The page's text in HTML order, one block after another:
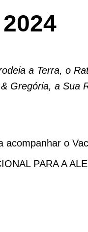
a Terra, o
Gregória, a Sua
acompanhar o
PARA A